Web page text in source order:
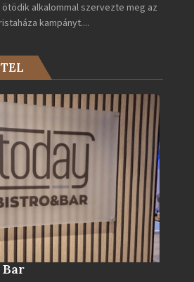
alkalommal szervezte meg az
kampányt....